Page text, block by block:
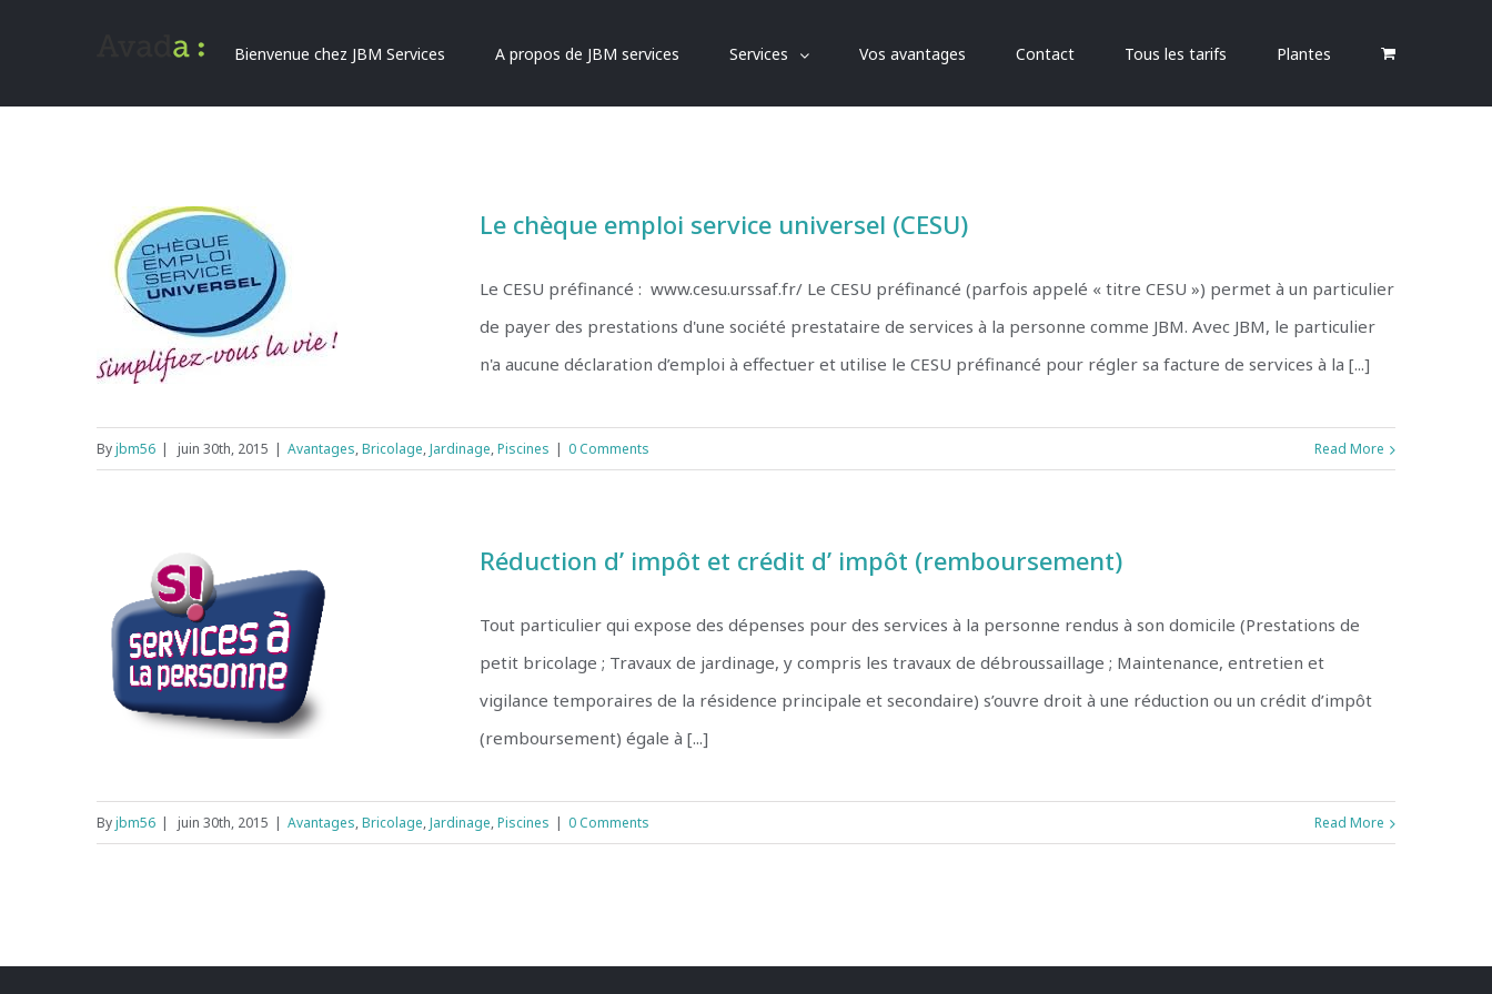
Bienvenue chez JBM Services A propos de JBM services Services Vos avantages Contact Tous les tarifs Plantes
Le chèque emploi service universel (CESU)
Le CESU préfinancé : www.cesu.urssaf.fr/ Le CESU préfinancé (parfois appelé « titre CESU ») permet à un particulier
de payer des prestations d'une société prestataire de services à la personne comme JBM. Avec JBM, le particulier
n'a aucune déclaration d’emploi à effectuer et utilise le CESU préfinancé pour régler sa facture de services à la [...]
Byjbm56 | juin 30th, 2015 | Avantages,Bricolage,Jardinage,Piscines | 0 Comments Read More
Réduction d’ impôt et crédit d’
Réduction d’ impôt et crédit d’ impôt (remboursement)
Tout particulier qui expose des dépenses pour des services à la personne rendus à son domicile (Prestations de
petit bricolage ; Travaux de jardinage, y compris les travaux de débroussaillage ; Maintenance, entretien et
vigilance temporaires de la résidence principale et secondaire) s’ouvre droit à une réduction ou un crédit d’impôt
(remboursement) égale à [...]
Byjbm56 | juin 30th, 2015 | Avantages,Bricolage,Jardinage,Piscines | 0 Comments Read More